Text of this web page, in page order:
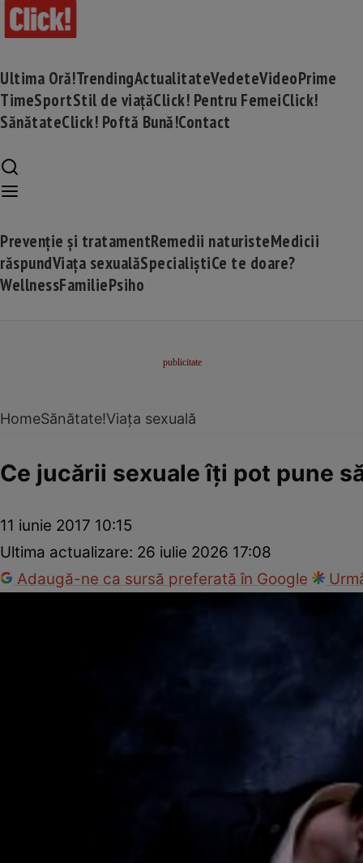
Ultima Oră!TrendingActualitateVedeteVideoPrime
TimeSportStil de viațăClick! Pentru FemeiClick!
SănătateClick! Poftă Bună!Contact
Prevenție și tratamentRemedii naturisteMedicii
răspundViața sexualăSpecialiștiCe te doare?
WellnessFamiliePsiho
HomeSănătate!Viața sexuală
Ce jucării sexuale îţi pot pune
11 iunie 2017 10:15
Ultima actualizare: 26 iulie 2026 17:08
Adaugă-ne ca sursă preferată în Google